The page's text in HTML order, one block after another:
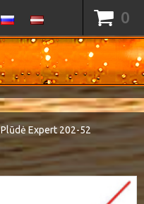
0
Plūdė Expert 202-52